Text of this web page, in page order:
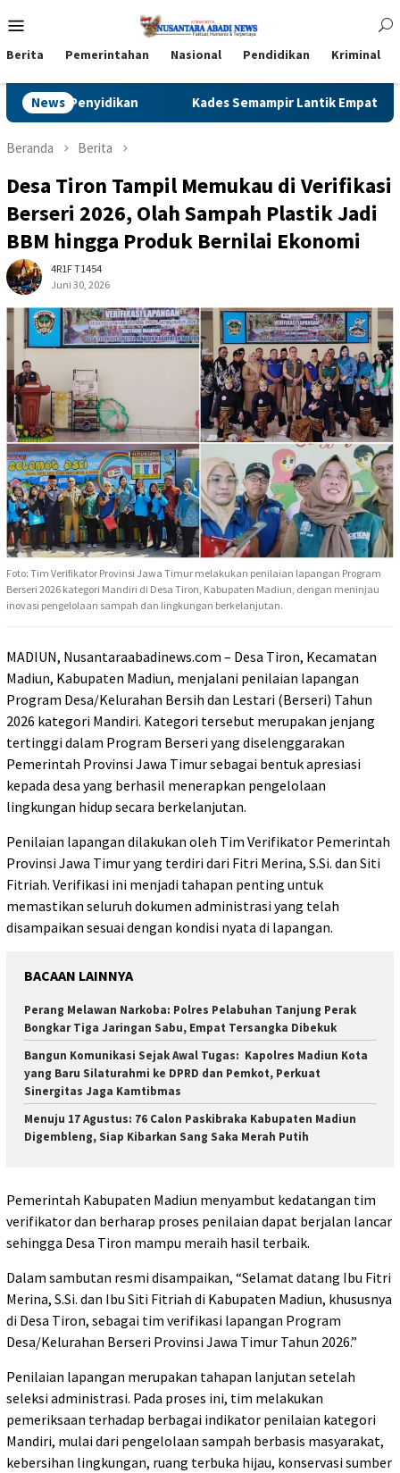
ke
Mobile
Berita Pemerintahan Nasional Pendidikan Kriminal
News
Lantik Empat Pejabat Baru, Perkuat Kinerja Pemerintahan
Beranda Berita
Desa Tiron Tampil Memukau di Verifikasi
Berseri 2026, Olah Sampah Plastik Jadi
BBM hingga Produk Bernilai Ekonomi
4R1F T1454
Juni 30, 2026
Foto: Tim Verifikator Provinsi Jawa Timur melakukan penilaian lapangan Program
Berseri 2026 kategori Mandiri di Desa Tiron, Kabupaten Madiun, dengan meninjau
inovasi pengelolaan sampah dan lingkungan berkelanjutan.
MADIUN, Nusantaraabadinews.com – Desa Tiron, Kecamatan
Madiun, Kabupaten Madiun, menjalani penilaian lapangan
Program Desa/Kelurahan Bersih dan Lestari (Berseri) Tahun
2026 kategori Mandiri. Kategori tersebut merupakan jenjang
tertinggi dalam Program Berseri yang diselenggarakan
Pemerintah Provinsi Jawa Timur sebagai bentuk apresiasi
kepada desa yang berhasil menerapkan pengelolaan
lingkungan hidup secara berkelanjutan.
Penilaian lapangan dilakukan oleh Tim Verifikator Pemerintah
Provinsi Jawa Timur yang terdiri dari Fitri Merina, S.Si. dan Siti
Fitriah. Verifikasi ini menjadi tahapan penting untuk
memastikan seluruh dokumen administrasi yang telah
disampaikan sesuai dengan kondisi nyata di lapangan.
BACAAN LAINNYA
Perang Melawan Narkoba: Polres Pelabuhan Tanjung Perak
Bongkar Tiga Jaringan Sabu, Empat Tersangka Dibekuk
Bangun Komunikasi Sejak Awal Tugas: Kapolres Madiun Kota
yang Baru Silaturahmi ke DPRD dan Pemkot, Perkuat
Sinergitas Jaga Kamtibmas
Menuju 17 Agustus: 76 Calon Paskibraka Kabupaten Madiun
Digembleng, Siap Kibarkan Sang Saka Merah Putih
Pemerintah Kabupaten Madiun menyambut kedatangan tim
verifikator dan berharap proses penilaian dapat berjalan lancar
sehingga Desa Tiron mampu meraih hasil terbaik.
Dalam sambutan resmi disampaikan, “Selamat datang Ibu Fitri
Merina, S.Si. dan Ibu Siti Fitriah di Kabupaten Madiun, khususnya
di Desa Tiron, sebagai tim verifikasi lapangan Program
Desa/Kelurahan Berseri Provinsi Jawa Timur Tahun 2026.”
Penilaian lapangan merupakan tahapan lanjutan setelah
seleksi administrasi. Pada proses ini, tim melakukan
pemeriksaan terhadap berbagai indikator penilaian kategori
Mandiri, mulai dari pengelolaan sampah berbasis masyarakat,
kebersihan lingkungan, ruang terbuka hijau, konservasi sumber